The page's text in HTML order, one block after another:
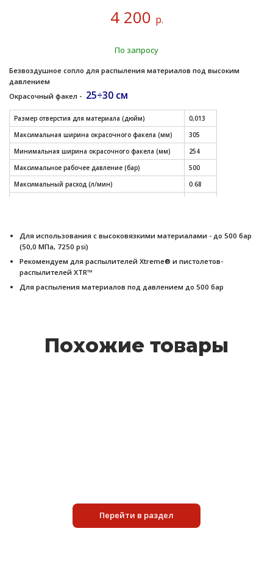
4 200 р.
По запросу
Безвоздушное сопло для распыления материалов под высоким
давлением
Окрасочный факел - 25÷30 см
Размер отверстия для материала (дюйм)
0,013
Максимальная ширина окрасочного факела (мм)
305
Минимальная ширина окрасочного факела (мм)
254
Максимальное рабочее давление (бар)
500
Максимальный расход (л/мин)
0.68
Для использования с высоковязкими материалами - до 500 бар
(50,0 МПа, 7250 psi)
Рекомендуем для распылителей Xtreme® и пистолетов-
распылителей XTR™
Для распыления материалов под давлением до 500 бар
Похожие товары
Перейти в раздел